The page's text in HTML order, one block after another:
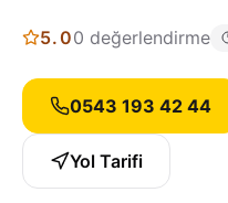
5.00 değerlendirme
0543 193 42 44
Yol Tarifi